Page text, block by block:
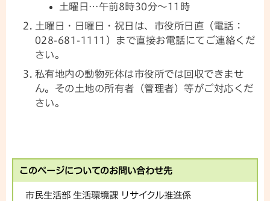
土曜日…午前8時30分～11時
土曜日・日曜日・祝日は、市役所日直（電話：
028-681-1111）まで直接お電話にてご連絡くだ
さい。
私有地内の動物死体は市役所では回収できませ
ん。その土地の所有者（管理者）等がご対応くだ
さい。
このページについてのお問い合わせ先
市民生活部 生活環境課 リサイクル推進係